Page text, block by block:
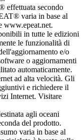
effettuata secondo
varia in base al
www.epeat.net.
in tutte le edizioni
le funzionalità di
e/o
o aggiornamenti
automaticamente.
ad alta velocità. Gli
e richiedere il
Internet. Visitare
agli oceani
del prodotto.
varia in base al